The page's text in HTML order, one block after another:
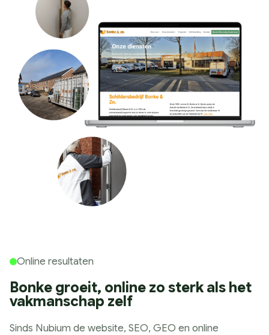
Online resultaten
Bonke groeit, online zo sterk als het
vakmanschap zelf
Sinds Nubium de website, SEO, GEO en online